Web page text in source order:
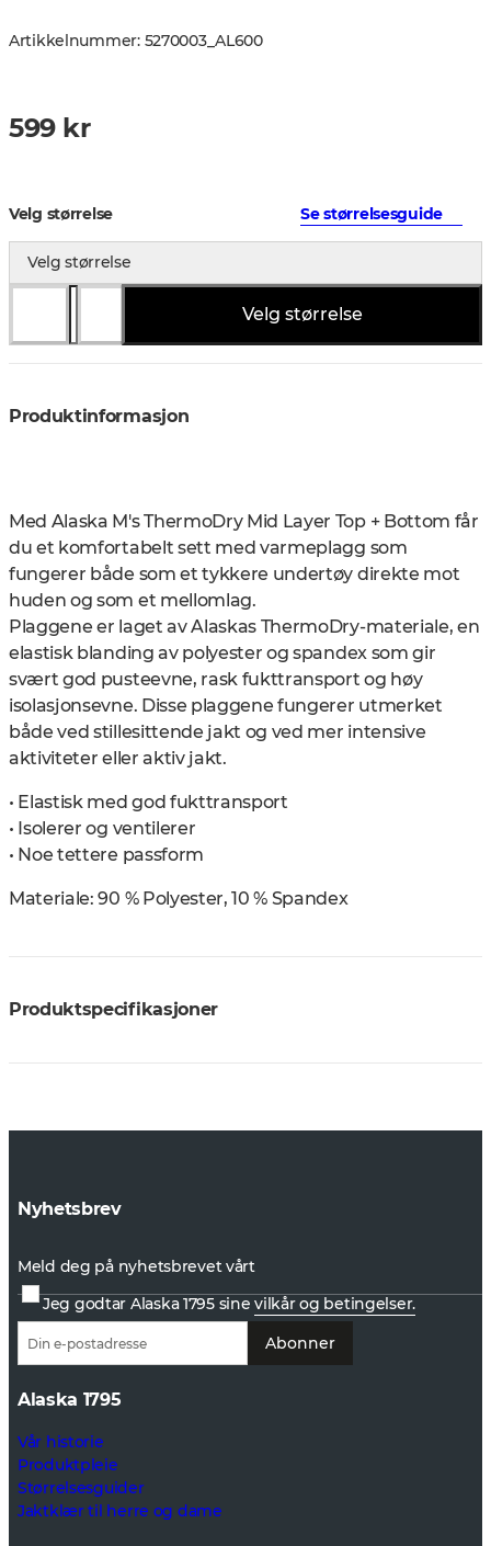
Artikkelnummer: 5270003_AL600
599 kr
Velg størrelse Se størrelsesguide
Velg størrelse
Velg størrelse
Produktinformasjon
Med Alaska M's ThermoDry Mid Layer Top + Bottom får
du et komfortabelt sett med varmeplagg som
fungerer både som et tykkere undertøy direkte mot
huden og som et mellomlag.
Plaggene er laget av Alaskas ThermoDry-materiale, en
elastisk blanding av polyester og spandex som gir
svært god pusteevne, rask fukttransport og høy
isolasjonsevne. Disse plaggene fungerer utmerket
både ved stillesittende jakt og ved mer intensive
aktiviteter eller aktiv jakt.
• Elastisk med god fukttransport
• Isolerer og ventilerer
• Noe tettere passform
Materiale: 90 % Polyester, 10 % Spandex
Produktspecifikasjoner
Nyhetsbrev
Meld deg på nyhetsbrevet vårt
Jeg godtar Alaska 1795 sinevilkår og betingelser.
Abonner
Alaska 1795
Vår historie
Produktpleie
Størrelsesguider
Jaktklær til herre og dame